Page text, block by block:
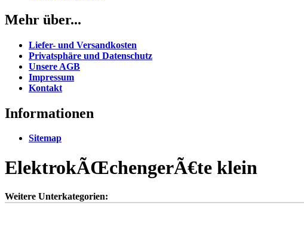
Mehr über...
Liefer- und Versandkosten
Privatsphäre und Datenschutz
Unsere AGB
Impressum
Kontakt
Informationen
Sitemap
ElektrokÃŒchengerÃ€te klein
Weitere Unterkategorien: